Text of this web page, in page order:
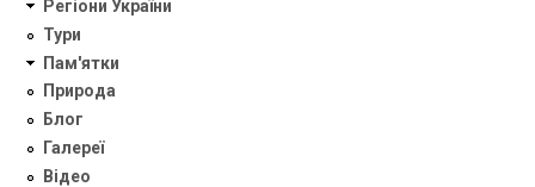
Регіони України
Тури
Пам'ятки
Природа
Блог
Галереї
Відео